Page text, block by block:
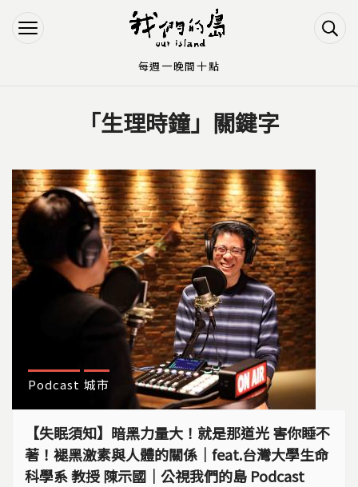
Jump to Navigation
Jump to Main content
「生理時鐘」關鍵字
Podcast 城市
【失眠須知】暗黑力量大！就是那道光 害你睡不
著！褪黑激素與人體的關係｜feat.台灣大學生命
科學系 教授 陳示國｜公視我們的島 Podcast
每週一晚間十點